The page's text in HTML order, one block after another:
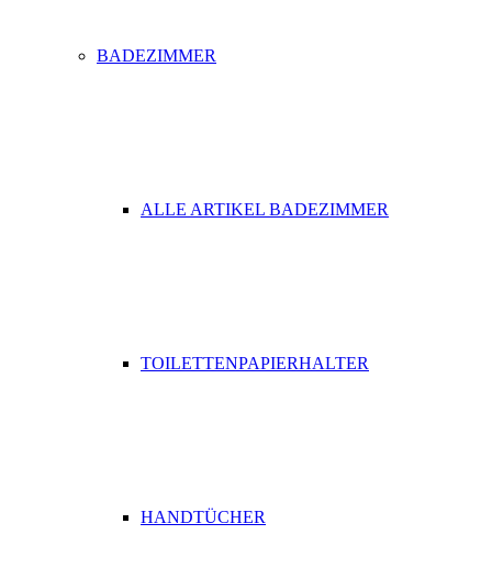
BADEZIMMER
ALLE ARTIKEL BADEZIMMER
TOILETTENPAPIERHALTER
HANDTÜCHER